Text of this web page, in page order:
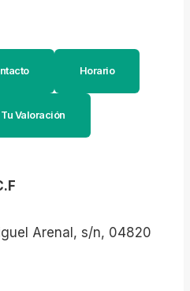
Horario
Tu Valoración
Arenal, s/n, 04820